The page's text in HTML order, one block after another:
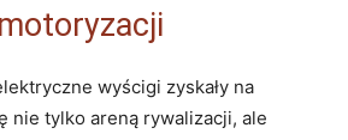
wyścigi zyskały na
nie tylko areną rywalizacji, ale